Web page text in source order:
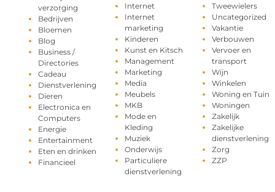
verzorging
Bedrijven
Bloemen
Blog
Business /
Directories
Cadeau
Dienstverlening
Dieren
Electronica en
Computers
Energie
Entertainment
Eten en drinken
Financieel
Internet
Internet
marketing
Kinderen
Kunst en Kitsch
Management
Marketing
Media
Meubels
MKB
Mode en
Kleding
Muziek
Onderwijs
Particuliere
dienstverlening
Tweewielers
Uncategorized
Vakantie
Verbouwen
Vervoer en
transport
Wijn
Winkelen
Woning en Tuin
Woningen
Zakelijk
Zakelijke
dienstverlening
Zorg
ZZP